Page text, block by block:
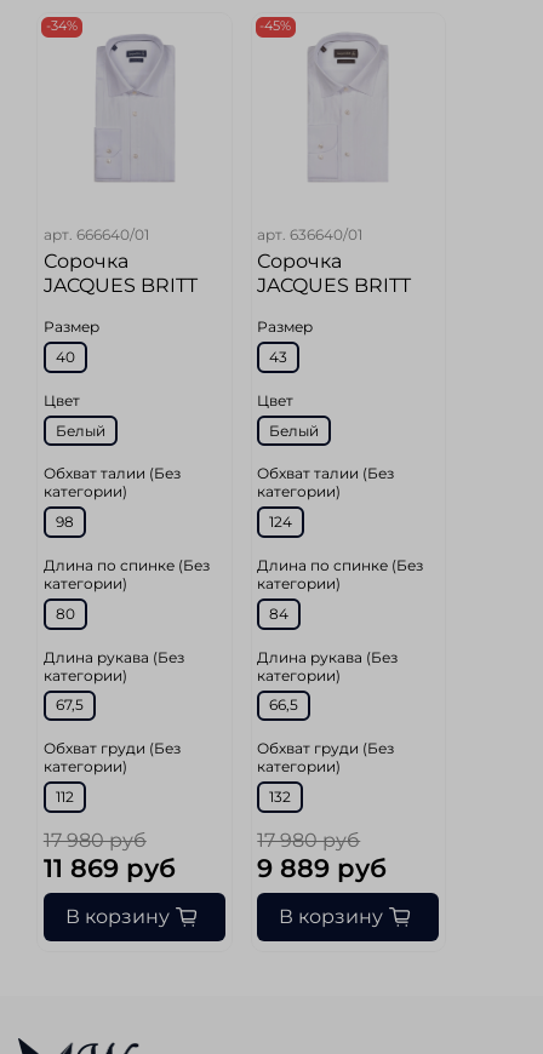
-34%
арт. 666640/01
Сорочка
JACQUES BRITT
Размер
40
Цвет
Белый
Обхват талии (Без
категории)
98
Длина по спинке (Без
категории)
80
Длина рукава (Без
категории)
67,5
Обхват груди (Без
категории)
112
17 980 руб
11 869 руб
В корзину
-45%
арт.636640/01
Сорочка
JACQUES BRITT
Размер
43
Цвет
Белый
Обхват талии (Без
категории)
124
Длина по спинке (Без
категории)
84
Длина рукава (Без
категории)
66,5
Обхват груди (Без
категории)
132
17 980 руб
9 889 руб
В корзину